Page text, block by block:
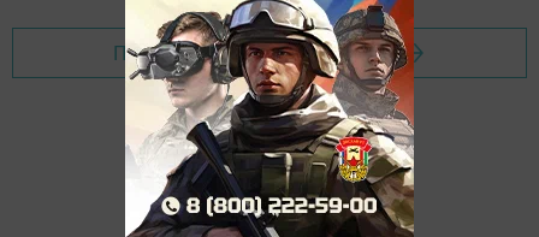
Перейти на страницу новости